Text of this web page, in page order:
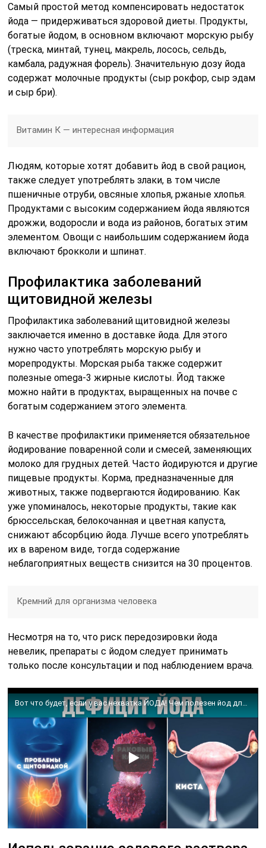
Самый простой метод компенсировать недостаток
йода — придерживаться здоровой диеты. Продукты,
богатые йодом, в основном включают морскую рыбу
(треска, минтай, тунец, макрель, лосось, сельдь,
камбала, радужная форель). Значительную дозу йода
содержат молочные продукты (сыр рокфор, сыр эдам
и сыр бри).
Витамин К — интересная информация
Людям, которые хотят добавить йод в свой рацион,
также следует употреблять злаки, в том числе
пшеничные отруби, овсяные хлопья, ржаные хлопья.
Продуктами с высоким содержанием йода являются
дрожжи, водоросли и вода из районов, богатых этим
элементом. Овощи с наибольшим содержанием йода
включают брокколи и шпинат.
Профилактика заболеваний
щитовидной железы
Профилактика заболеваний щитовидной железы
заключается именно в доставке йода. Для этого
нужно часто употреблять морскую рыбу и
морепродукты. Морская рыба также содержит
полезные omega-3 жирные кислоты. Йод также
можно найти в продуктах, выращенных на почве с
богатым содержанием этого элемента.
В качестве профилактики применяется обязательное
йодирование поваренной соли и смесей, заменяющих
молоко для грудных детей. Часто йодируются и другие
пищевые продукты. Корма, предназначенные для
животных, также подвергаются йодированию. Как
уже упоминалось, некоторые продукты, такие как
брюссельская, белокочанная и цветная капуста,
снижают абсорбцию йода. Лучше всего употреблять
их в вареном виде, тогда содержание
неблагоприятных веществ снизится на 30 процентов.
Кремний для организма человека
Несмотря на то, что риск передозировки йода
невелик, препараты с йодом следует принимать
только после консультации и под наблюдением врача.